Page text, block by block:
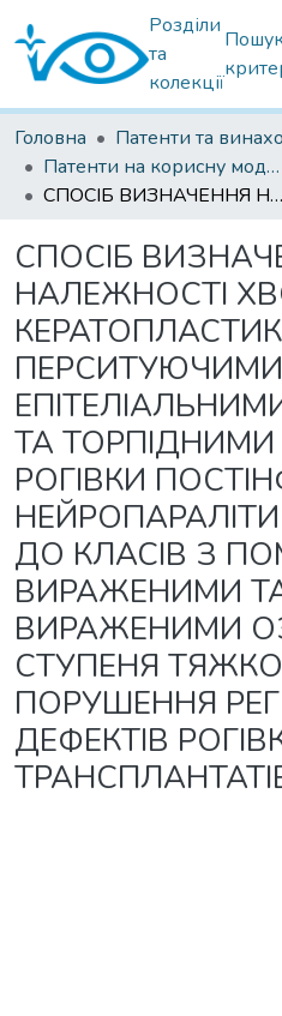
Розділи
та
колекції
Головна
Патенти та
Патенти на корисну модель
СПОСІБ ВИЗНАЧЕННЯ НАЛЕЖНОСТІ ХВОРИХ ПІСЛЯ КЕРАТОПЛАСТИКИ З ПЕРСИТУЮЧИМИ ЕПІТЕЛІАЛЬНИМИ ДЕФЕКТАМИ ТА ТОРПІДНИМИ ВИРАЗКАМИ РОГІВКИ ПОСТІНФЕКЦІЙНОЇ ТА НЕЙРОПАРАЛІТИЧНОЇ ЕТІОЛОГІЇ ДО КЛАСІВ З ПОМІРНО ВИРАЖЕНИМИ ТА ВИРАЖЕНИМИ ОЗНАКАМИ СТУПЕНЯ ТЯЖКОСТІ ПОРУШЕННЯ РЕГЕНЕРАЦІЇ ДЕФЕКТІВ РОГІВКОВИХ ТРАНСПЛАНТАТІВ
СПОСІБ
НАЛЕЖНОСТІ
ПЕРСИТУЮЧИМИ
ТА
РОГІВКИ
ДО КЛАСІВ З
ВИРАЖЕНИМИ
ВИРАЖЕНИМИ
СТУПЕНЯ
ПОРУШЕННЯ
ДЕФЕКТІВ